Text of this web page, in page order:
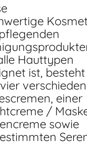
Hauttypen
ist, besteht
einer
/
sowie